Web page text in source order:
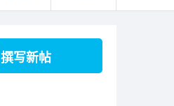
撰写新帖